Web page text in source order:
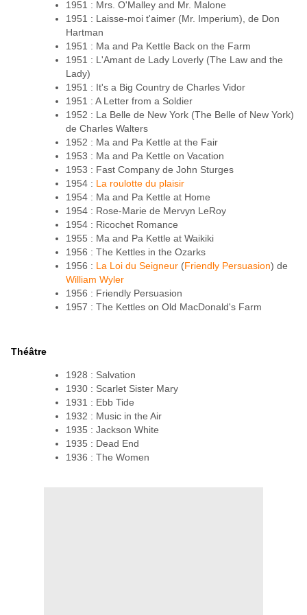
1951 : Mrs. O'Malley and Mr. Malone
1951 : Laisse-moi t'aimer (Mr. Imperium), de Don
Hartman
1951 : Ma and Pa Kettle Back on the Farm
1951 : L'Amant de Lady Loverly (The Law and the
Lady)
1951 : It's a Big Country de Charles Vidor
1951 : A Letter from a Soldier
1952 : La Belle de New York (The Belle of New York)
de Charles Walters
1952 : Ma and Pa Kettle at the Fair
1953 : Ma and Pa Kettle on Vacation
1953 : Fast Company de John Sturges
1954 : La roulotte du plaisir
1954 : Ma and Pa Kettle at Home
1954 : Rose-Marie de Mervyn LeRoy
1954 : Ricochet Romance
1955 : Ma and Pa Kettle at Waikiki
1956 : The Kettles in the Ozarks
1956 : La Loi du Seigneur (Friendly Persuasion) de
William Wyler
1956 : Friendly Persuasion
1957 : The Kettles on Old MacDonald's Farm
Théâtre
1928 : Salvation
1930 : Scarlet Sister Mary
1931 : Ebb Tide
1932 : Music in the Air
1935 : Jackson White
1935 : Dead End
1936 : The Women